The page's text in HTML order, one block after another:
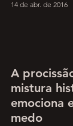
A
mistura
emociona
medo
14 de abr. de 2016